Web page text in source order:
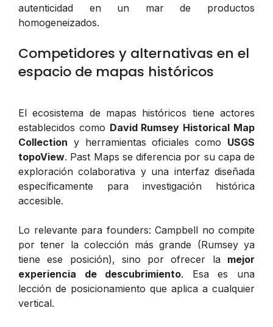
autenticidad en un mar de productos
homogeneizados.
Competidores y alternativas en el
espacio de mapas históricos
El ecosistema de mapas históricos tiene actores
establecidos como David Rumsey Historical Map
Collection y herramientas oficiales como USGS
topoView. Past Maps se diferencia por su capa de
exploración colaborativa y una interfaz diseñada
específicamente para investigación histórica
accesible.
Lo relevante para founders: Campbell no compite
por tener la colección más grande (Rumsey ya
tiene ese posición), sino por ofrecer la mejor
experiencia de descubrimiento. Esa es una
lección de posicionamiento que aplica a cualquier
vertical.